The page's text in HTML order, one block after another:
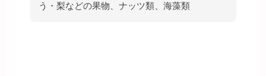
う・梨などの果物、ナッツ類、海藻類